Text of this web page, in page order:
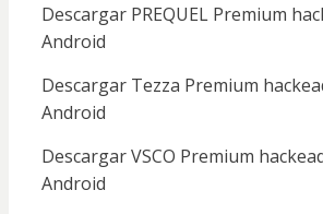
Descargar PREQUEL Premium
Android
Descargar Tezza Premium
Android
Descargar VSCO Premium
Android